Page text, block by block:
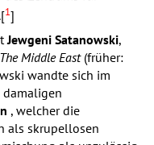
1]
Jewgeni Satanowski,
Middle East(früher:
wandte sich im
damaligen
, welcher die
als skrupellosen